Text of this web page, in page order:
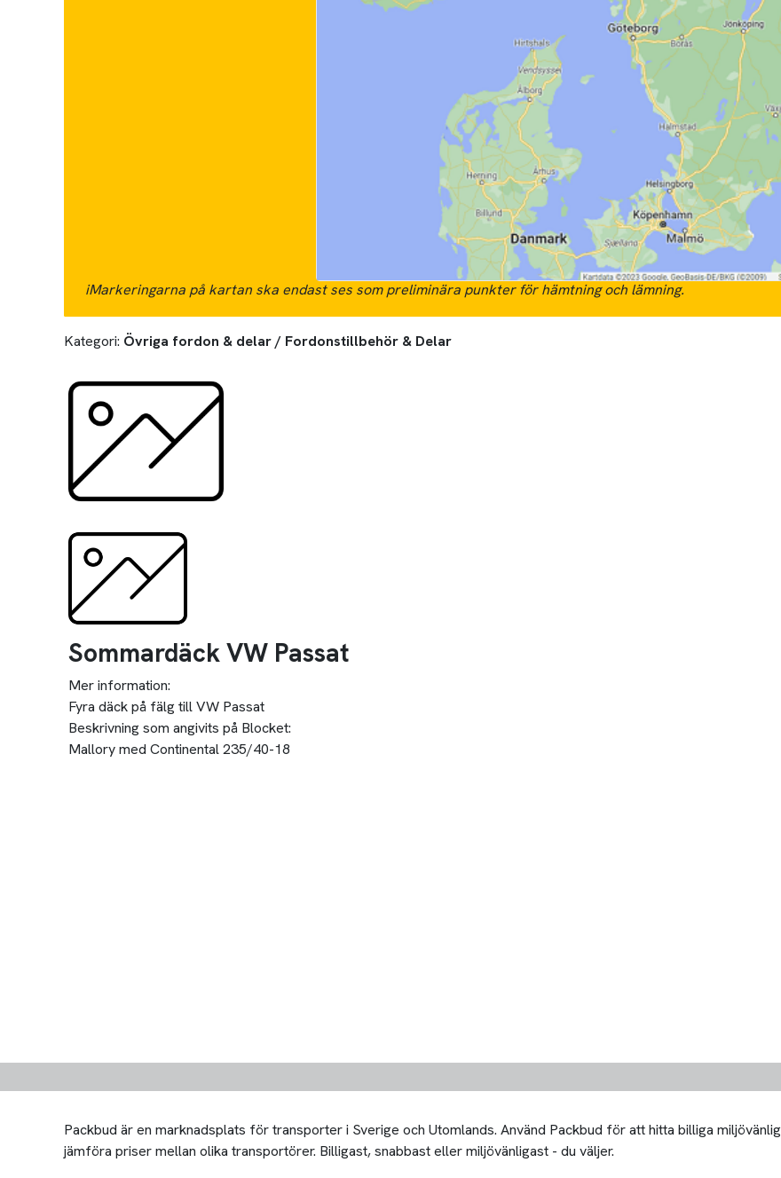
iMarkeringarna på kartan ska endast ses som preliminära punkter för hämtning och lämning.
Kategori: Övriga fordon & delar / Fordonstillbehör & Delar
Sommardäck VW Passat
Mer information:
Fyra däck på fälg till VW Passat
Beskrivning som angivits på Blocket:
Mallory med Continental 235/40-18
Packbud är en marknadsplats för transporter i Sverige och Utomlands. Använd Packbud för att hitta billiga
jämföra priser mellan olika transportörer. Billigast, snabbast eller miljövänligast - du väljer.